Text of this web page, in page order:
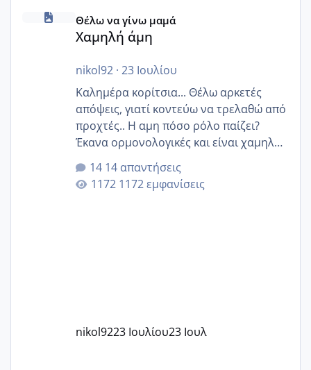
Χαμηλή άμη
Θέλω να γίνω μαμά
Χαμηλή άμη
nikol92· 23 Ιουλίου
Καλημέρα κορίτσια... Θέλω αρκετές
απόψεις, γιατί κοντεύω να τρελαθώ από
προχτές.. Η αμη πόσο ρόλο παίζει?
Έκανα ορμονολογικές και είναι χαμηλή
για την ηλικία μου.. Είχα ήδη μια
εγκυμοσύνη, που έπρεπε να τερματιστεί
στην 27η εβδομάδα και προσπαθώ 7
14 απαντήσεις
1172 εμφανίσεις
nikol9223 Ιουλίου23 Ιουλ